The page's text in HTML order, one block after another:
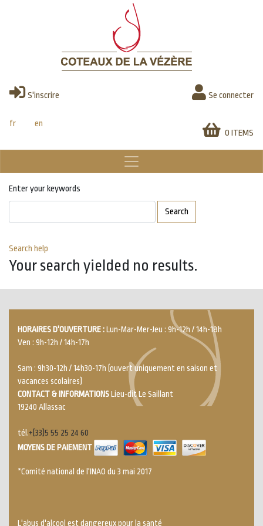
Skip
to
main
content
S'inscrire Se connecter
fr
en
0 ITEMS
Enter your keywords
Search
Search help
Your search yielded no results.
HORAIRES D'OUVERTURE :Lun-Mar-Mer-Jeu : 9h-12h / 14h-18h
Ven : 9h-12h / 14h-17h
Sam : 9h30-12h / 14h30-17h (ouvert uniquement en saison et
vacances scolaires)
CONTACT & INFORMATIONSLieu-dit Le Saillant
19240 Allassac
tél.+[33]5 55 25 24 60
MOYENS DE PAIEMENT
*Comité national de l'INAO du 3 mai 2017
L'abus d'alcool est dangereux pour la santé